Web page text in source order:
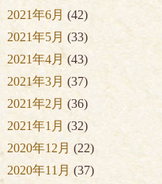
2021年6月 (42)
2021年5月 (33)
2021年4月(43)
2021年3月 (37)
2021年2月 (36)
2021年1月 (32)
2020年12月 (22)
2020年11月 (37)